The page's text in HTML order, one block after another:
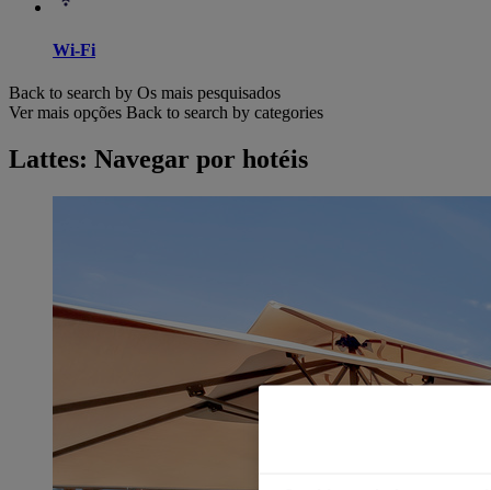
Wi-Fi
Back to search by Os mais pesquisados
Ver mais opções Back to search by categories
Lattes: Navegar por hotéis